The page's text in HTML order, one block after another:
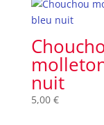
nuit
5,00 €